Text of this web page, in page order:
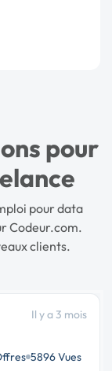
pour
pour data
Codeur.com.
clients.
Il y a 3 mois
5896 Vues